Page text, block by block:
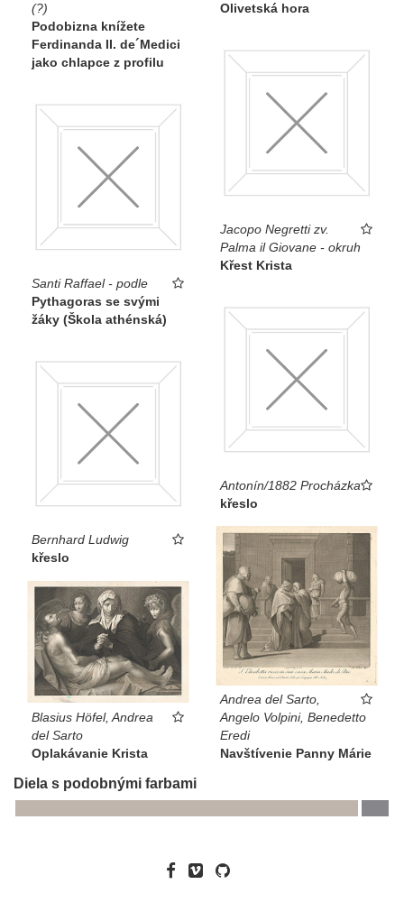
Olivetská hora
(?)
Podobizna knížete
Ferdinanda II. de´Medici
jako chlapce z profilu
Jacopo Negretti zv.
Palma il Giovane - okruh
Křest Krista
Santi Raffael - podle
Pythagoras se svými
žáky (Škola athénská)
Antonín/1882 Procházka
křeslo
Bernhard Ludwig
křeslo
Andrea del Sarto,
Angelo Volpini, Benedetto
Eredi
Navštívenie Panny Márie
Blasius Höfel, Andrea
del Sarto
Oplakávanie Krista
Diela s podobnými farbami